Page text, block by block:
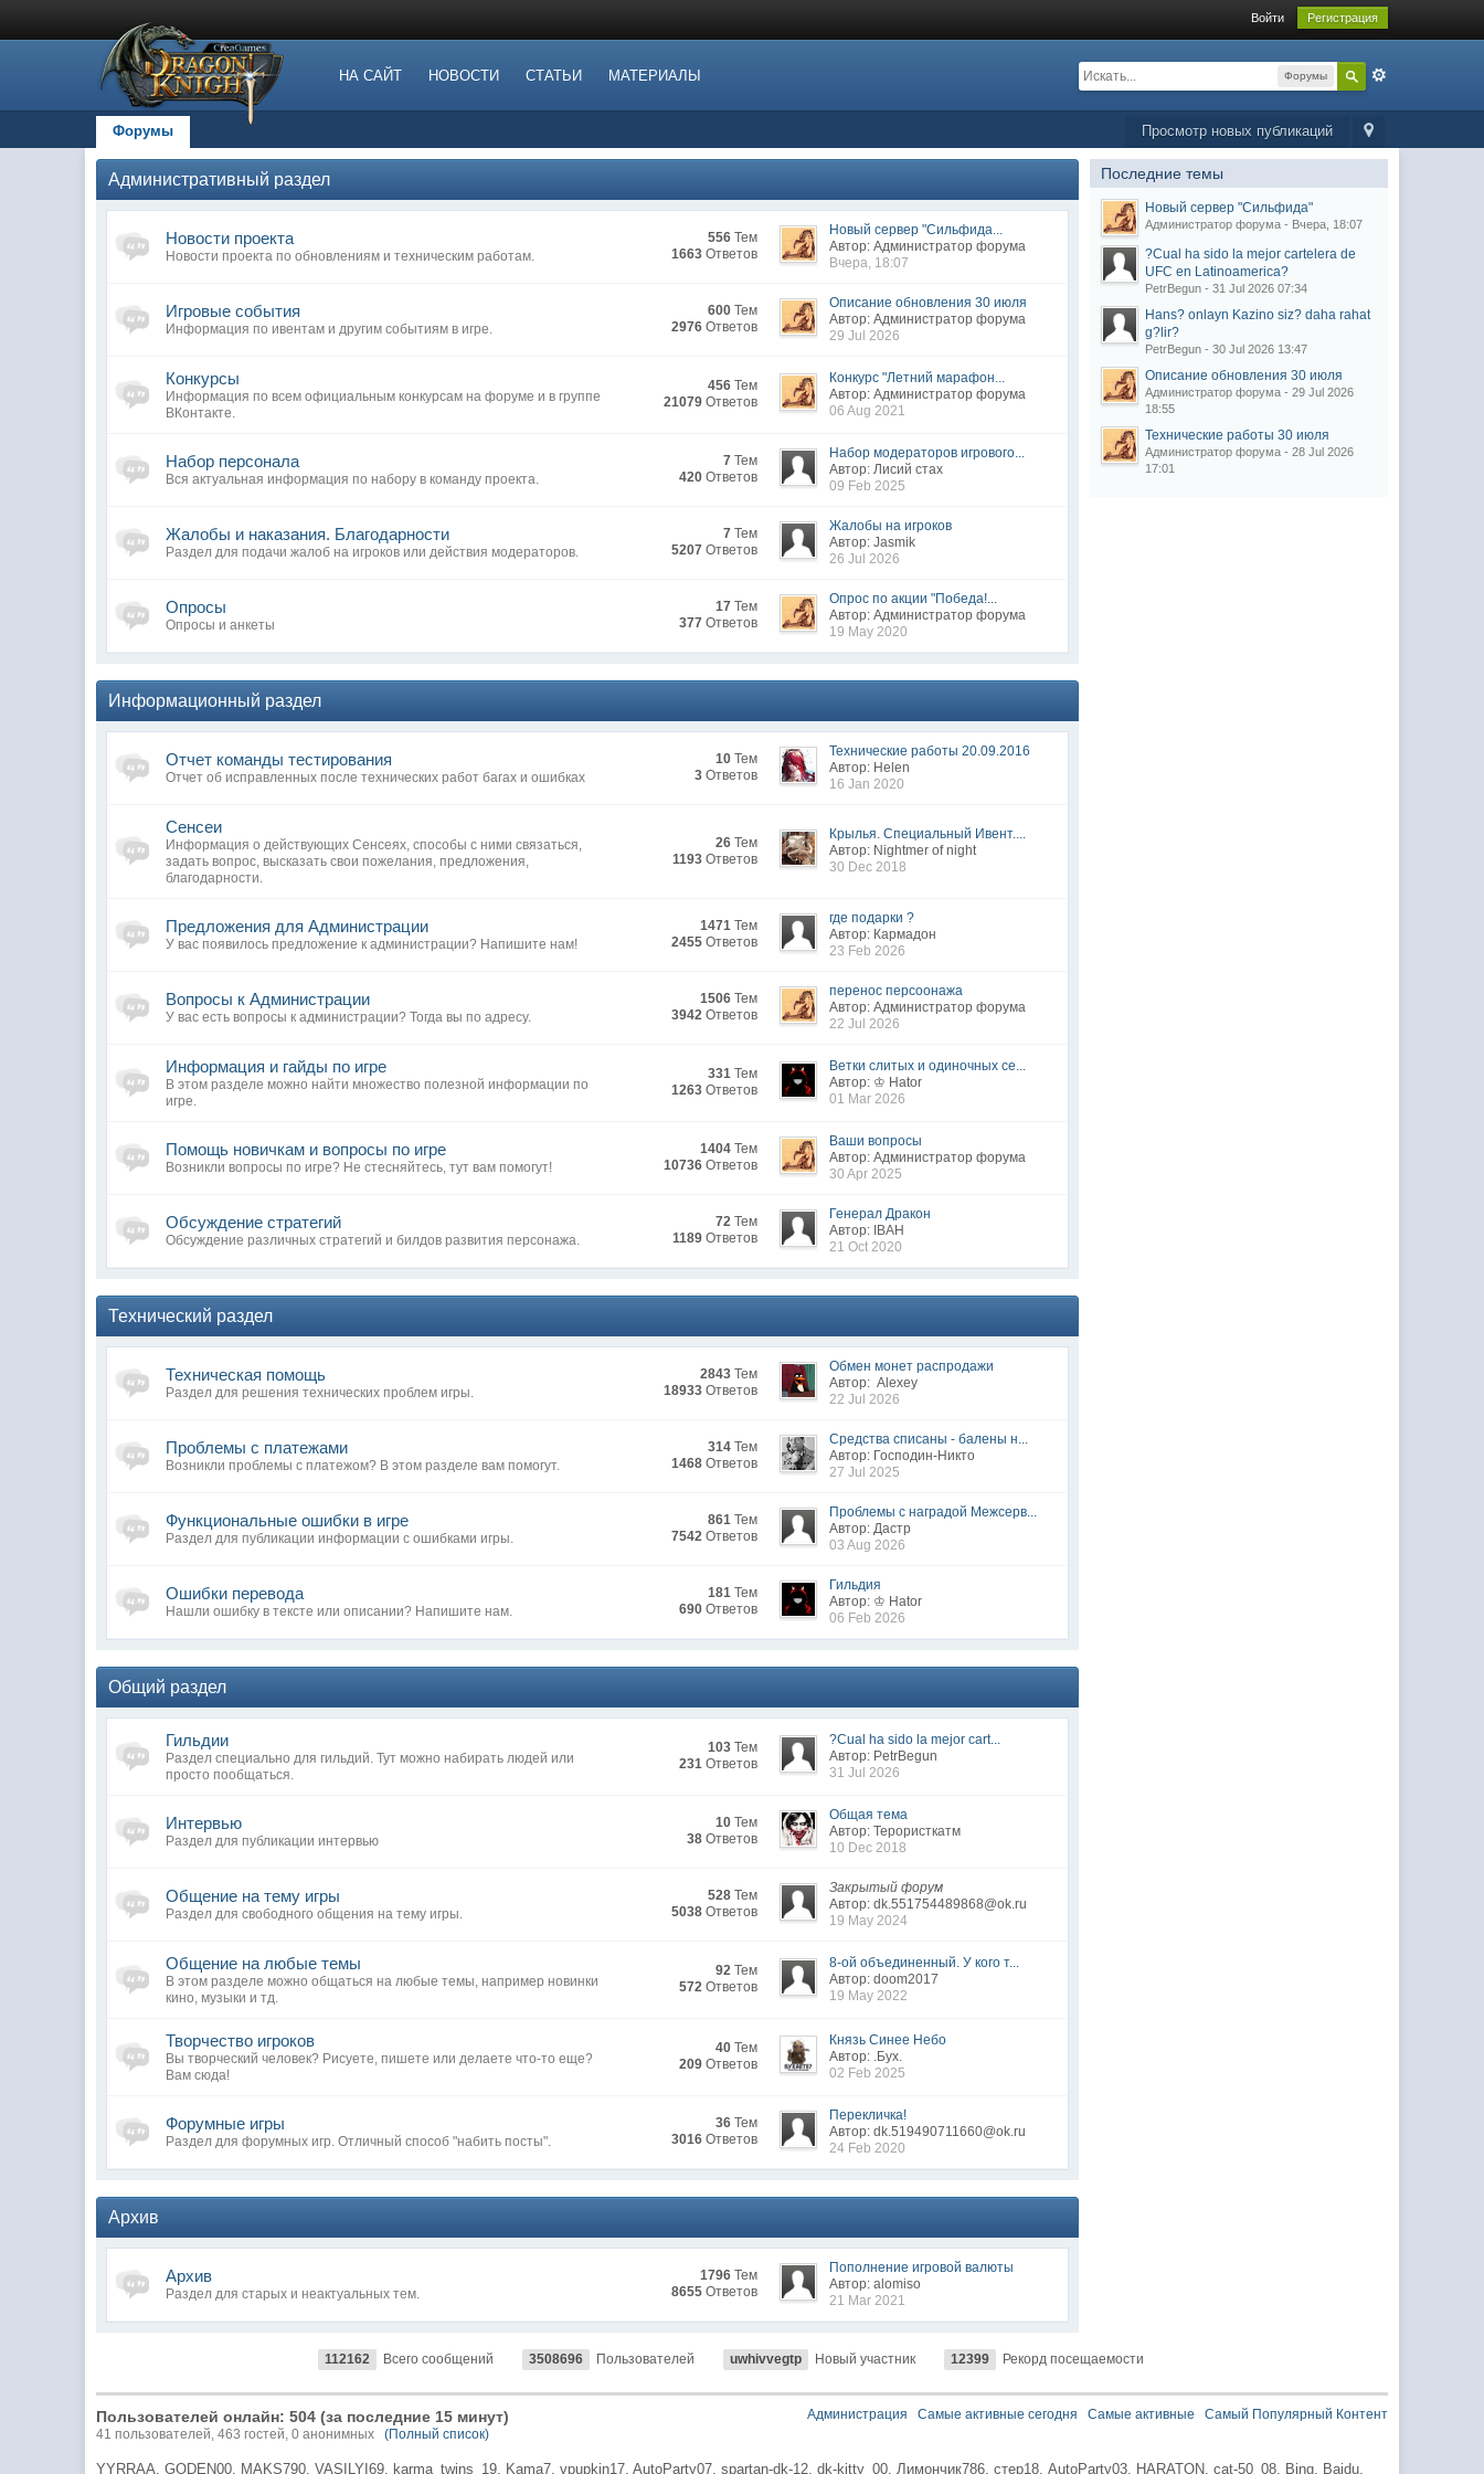
Войти Регистрация
НА САЙТ НОВОСТИ СТАТЬИ МАТЕРИАЛЫ Форумы
Просмотр новых публикаций
Форумы
Административный раздел
Новости проекта
Новости проекта по обновлениям и техническим работам.
556 Тем
1663 Ответов
Новый сервер "Сильфида...
Автор: Администратор форума
Вчера, 18:07
Игровые события
Информация по ивентам и другим событиям в игре.
600 Тем
2976 Ответов
Описание обновления 30 июля
Автор: Администратор форума
29 Jul 2026
Конкурсы
Информация по всем официальным конкурсам на форуме и в группе
ВКонтакте.
456 Тем
21079 Ответов
Конкурс "Летний марафон...
Автор: Администратор форума
06 Aug 2021
Набор персонала
Вся актуальная информация по набору в команду проекта.
7 Тем
420 Ответов
Набор модераторов игрового...
Автор: Лисий стах
09 Feb 2025
Жалобы и наказания. Благодарности
Раздел для подачи жалоб на игроков или действия модераторов.
7 Тем
5207 Ответов
Жалобы на игроков
Автор: Jasmik
26 Jul 2026
Опросы
Опросы и анкеты
17 Тем
377 Ответов
Опрос по акции "Победа!...
Автор: Администратор форума
19 May 2020
Информационный раздел
Отчет команды тестирования
Отчет об исправленных после технических работ багах и ошибках
10 Тем
3 Ответов
Технические работы 20.09.2016
Автор: Нelen
16 Jan 2020
Сенсеи
Информация о действующих Сенсеях, способы с ними связаться,
задать вопрос, высказать свои пожелания, предложения,
благодарности.
26 Тем
1193 Ответов
Крылья. Специальный Ивент....
Автор: Nightmer of night
30 Dec 2018
Предложения для Администрации
У вас появилось предложение к администрации? Напишите нам!
1471 Тем
2455 Ответов
где подарки ?
Автор: Кармадон
23 Feb 2026
Вопросы к Администрации
У вас есть вопросы к администрации? Тогда вы по адресу.
1506 Тем
3942 Ответов
перенос персоонажа
Автор: Администратор форума
22 Jul 2026
Информация и гайды по игре
В этом разделе можно найти множество полезной информации по
игре.
331 Тем
1263 Ответов
Ветки слитых и одиночных се...
Автор: ♔ Hator
01 Mar 2026
Помощь новичкам и вопросы по игре
Возникли вопросы по игре? Не стесняйтесь, тут вам помогут!
1404 Тем
10736 Ответов
Ваши вопросы
Автор: Администратор форума
30 Apr 2025
Обсуждение стратегий
Обсуждение различных стратегий и билдов развития персонажа.
72 Тем
1189 Ответов
Генерал Дракон
Автор: IВAH
21 Oct 2020
Технический раздел
Техническая помощь
Раздел для решения технических проблем игры.
2843 Тем
18933 Ответов
Обмен монет распродажи
Автор: Alexey
22 Jul 2026
Проблемы с платежами
Возникли проблемы с платежом? В этом разделе вам помогут.
314 Тем
1468 Ответов
Средства списаны - балены н...
Автор: Господин-Никто
27 Jul 2025
Функциональные ошибки в игре
Раздел для публикации информации с ошибками игры.
861 Тем
7542 Ответов
Проблемы с наградой Межсерв...
Автор: Дастр
03 Aug 2026
Ошибки перевода
Нашли ошибку в тексте или описании? Напишите нам.
181 Тем
690 Ответов
Гильдия
Автор: ♔ Hator
06 Feb 2026
Общий раздел
Гильдии
Раздел специально для гильдий. Тут можно набирать людей или
просто пообщаться.
103 Тем
231 Ответов
?Cual ha sido la mejor cart...
Автор: PetrBegun
31 Jul 2026
Интервью
Раздел для публикации интервью
10 Тем
38 Ответов
Общая тема
Автор: Терористкатм
10 Dec 2018
Общение на тему игры
Раздел для свободного общения на тему игры.
528 Тем
5038 Ответов
Закрытый форум
Автор: dk.551754489868@ok.ru
19 May 2024
Общение на любые темы
В этом разделе можно общаться на любые темы, например новинки
кино, музыки и тд.
92 Тем
572 Ответов
8-ой объединенный. У кого т...
Автор: doom2017
19 May 2022
Творчество игроков
Вы творческий человек? Рисуете, пишете или делаете что-то еще?
Вам сюда!
40 Тем
209 Ответов
Князь Синее Небо
Автор: .Бyx.
02 Feb 2025
Форумные игры
Раздел для форумных игр. Отличный способ "набить посты".
36 Тем
3016 Ответов
Перекличка!
Автор: dk.519490711660@ok.ru
24 Feb 2020
Архив
Архив
Раздел для старых и неактуальных тем.
1796 Тем
8655 Ответов
Пополнение игровой валюты
Автор: alomiso
21 Mar 2021
Последние темы
Новый сервер "Сильфида"
Администратор форума - Вчера, 18:07
?Cual ha sido la mejor cartelera de
UFC en Latinoamerica?
PetrBegun - 31 Jul 2026 07:34
Hans? onlayn Kazino siz? daha rahat
g?lir?
PetrBegun - 30 Jul 2026 13:47
Описание обновления 30 июля
Администратор форума - 29 Jul 2026
18:55
Технические работы 30 июля
Администратор форума - 28 Jul 2026
17:01
112162 Всего сообщений 3508696 Пользователей uwhivvegtp Новый участник 12399 Рекорд посещаемости
Администрация Самые активные сегодня Самые активные Самый Популярный Контент
Пользователей онлайн: 504 (за последние 15 минут)
41 пользователей, 463 гостей, 0 анонимных(Полный список)
YYRRAA, GODEN00, MAKS790, VASILYI69, karma_twins_19, Kama7, vpupkin17, AutoParty07, spartan-dk-12, dk-kitty_00, Лимончик786, стер18, AutoParty03, HARATON, cat-50_08, Bing, Baidu,